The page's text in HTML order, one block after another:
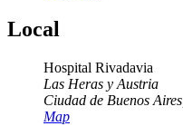
Local
Hospital Rivadavia
Las Heras y Austria
Ciudad de Buenos Aires
Map